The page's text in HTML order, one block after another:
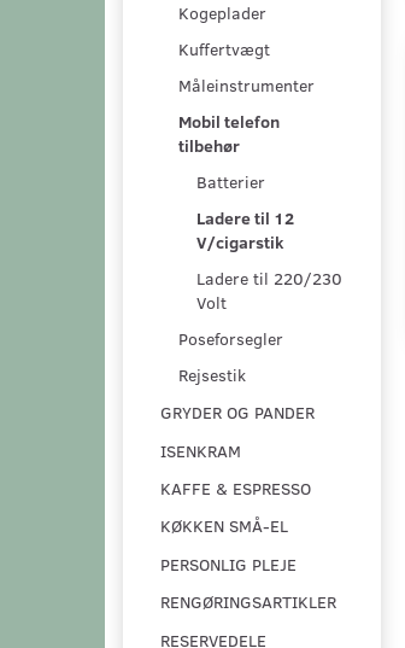
Kogeplader
Kuffertvægt
Måleinstrumenter
Mobil telefon
tilbehør
Batterier
Ladere til 12
V/cigarstik
Ladere til 220/230
Volt
Poseforsegler
Rejsestik
GRYDER OG PANDER
ISENKRAM
KAFFE & ESPRESSO
KØKKEN SMÅ-EL
PERSONLIG PLEJE
RENGØRINGSARTIKLER
RESERVEDELE